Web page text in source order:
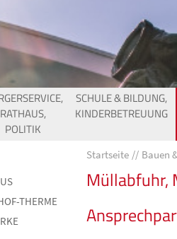
RATHAUS,
POLITIK
SCHULE & BILDUNG,
KINDERBETREUUNG
THERME
Startseite Bauen
Müllabfuhr,